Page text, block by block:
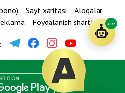
Sayt xaritasi
Aloqalar
Foydalanish shartlari 24/7